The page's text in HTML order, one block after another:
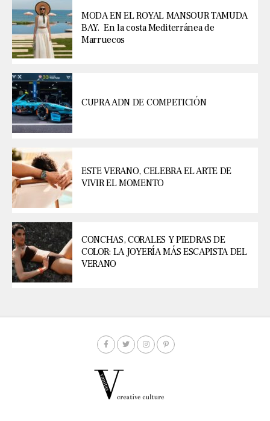
MODA EN EL ROYAL MANSOUR TAMUDA
BAY. En la costa Mediterránea de
Marruecos
CUPRA ADN DE COMPETICIÓN
ESTE VERANO, CELEBRA EL ARTE DE
VIVIR EL MOMENTO
CONCHAS, CORALES Y PIEDRAS DE
COLOR: LA JOYERÍA MÁS ESCAPISTA DEL
VERANO